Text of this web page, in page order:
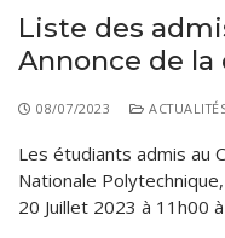
Liste des
Annonce de la
08/07/2023
Les étudiants admis au
Nationale
20 Juillet 2023 à 11h00